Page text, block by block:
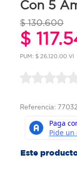
Con 5
$ 130.600
$
PUM: $ 26,120.00 VI
Referencia:
Este